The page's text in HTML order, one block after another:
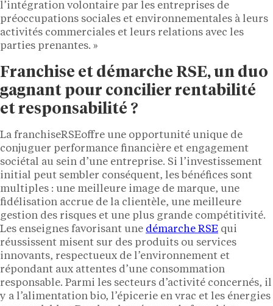
l’intégration volontaire par les entreprises de
préoccupations sociales et environnementales à leurs
activités commerciales et leurs relations avec les
parties prenantes. »
Franchise et démarche RSE, un duo
gagnant pour concilier rentabilité
et responsabilité ?
La franchiseRSEoffre une opportunité unique de
conjuguer performance financière et engagement
sociétal au sein d’une entreprise. Si l’investissement
initial peut sembler conséquent, les bénéfices sont
multiples : une meilleure image de marque, une
fidélisation accrue de la clientèle, une meilleure
gestion des risques et une plus grande compétitivité.
Les enseignes favorisant une démarche RSE qui
réussissent misent sur des produits ou services
innovants, respectueux de l’environnement et
répondant aux attentes d’une consommation
responsable. Parmi les secteurs d’activité concernés, il
y a l’alimentation bio, l’épicerie en vrac et les énergies